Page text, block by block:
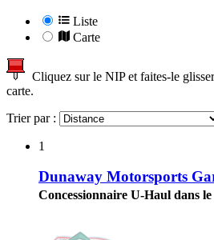
Liste
Carte
Cliquez sur le NIP et faites-le
carte.
Trier par :
1
Dunaway Motorsports
Concessionnaire U-Haul dans le